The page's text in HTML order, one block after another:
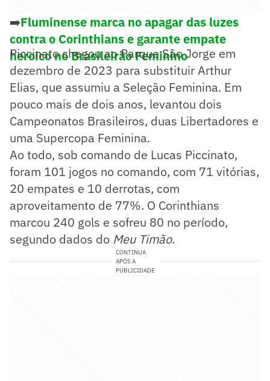
➡️Fluminense marca no apagar das luzes
contra o Corinthians e garante empate
heroico no Brasileirão Feminino
Piccinato chegou ao Parque São Jorge em
dezembro de 2023 para substituir Arthur
Elias, que assumiu a Seleção Feminina. Em
pouco mais de dois anos, levantou dois
Campeonatos Brasileiros, duas Libertadores e
uma Supercopa Feminina.
Ao todo, sob comando de Lucas Piccinato,
foram 101 jogos no comando, com 71 vitórias,
20 empates e 10 derrotas, com
aproveitamento de 77%. O Corinthians
marcou 240 gols e sofreu 80 no período,
segundo dados do Meu Timão.
CONTINUA
APÓS A
PUBLICIDADE